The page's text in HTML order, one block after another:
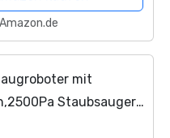
Sprachsteuerung)
Amazon.de
mit
Staubsauger